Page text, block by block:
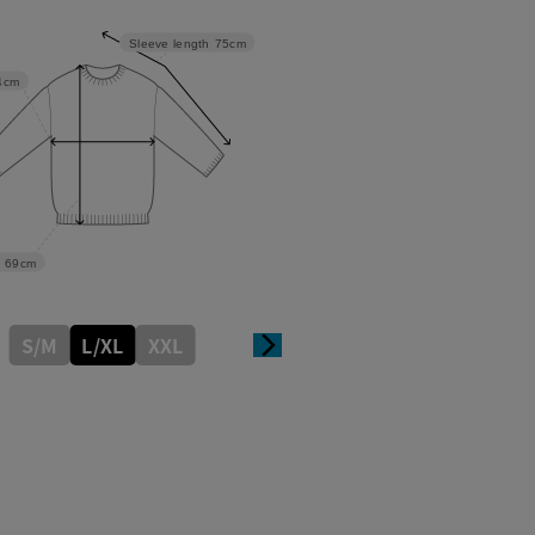
Sleeve length 75cm
69cm
S/M L/XL XXL